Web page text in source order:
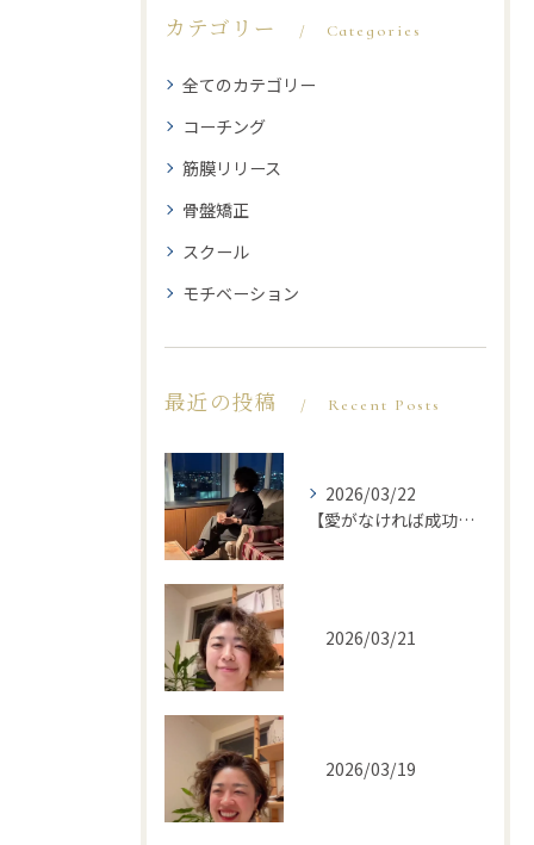
カテゴリー Categories
全てのカテゴリー
コーチング
筋膜リリース
骨盤矯正
スクール
モチベーション
最近の投稿 Recent Posts
2026/03/22
【愛がなければ成功ではない】
2026/03/21
2026/03/19